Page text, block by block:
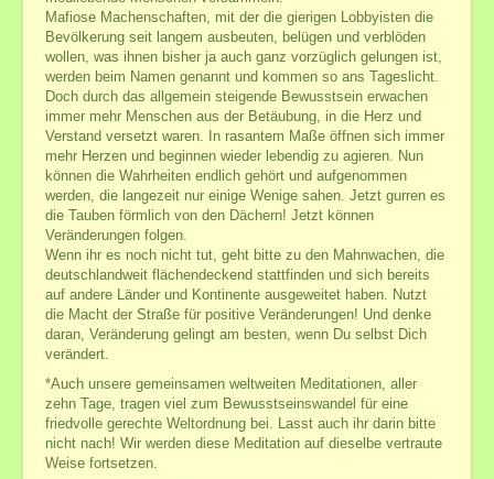
Mafiose Machenschaften, mit der die gierigen Lobbyisten die
Bevölkerung seit langem ausbeuten, belügen und verblöden
wollen, was ihnen bisher ja auch ganz vorzüglich gelungen ist,
werden beim Namen genannt und kommen so ans Tageslicht.
Doch durch das allgemein steigende Bewusstsein erwachen
immer mehr Menschen aus der Betäubung, in die Herz und
Verstand versetzt waren. In rasantem Maße öffnen sich immer
mehr Herzen und beginnen wieder lebendig zu agieren. Nun
können die Wahrheiten endlich gehört und aufgenommen
werden, die langezeit nur einige Wenige sahen. Jetzt gurren es
die Tauben förmlich von den Dächern! Jetzt können
Veränderungen folgen.
Wenn ihr es noch nicht tut, geht bitte zu den Mahnwachen, die
deutschlandweit flächendeckend stattfinden und sich bereits
auf andere Länder und Kontinente ausgeweitet haben. Nutzt
die Macht der Straße für positive Veränderungen! Und denke
daran, Veränderung gelingt am besten, wenn Du selbst Dich
verändert.
*Auch unsere gemeinsamen weltweiten Meditationen, aller
zehn Tage, tragen viel zum Bewusstseinswandel für eine
friedvolle gerechte Weltordnung bei. Lasst auch ihr darin bitte
nicht nach! Wir werden diese Meditation auf dieselbe vertraute
Weise fortsetzen.